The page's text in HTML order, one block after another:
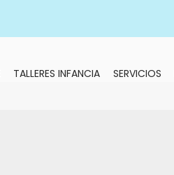
TALLERES INFANCIA SERVICIOS